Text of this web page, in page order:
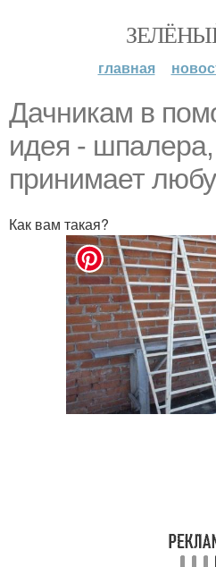
главная
Дачникам в
идея - шпалера,
принимает
Как вам такая?